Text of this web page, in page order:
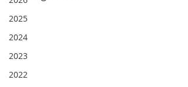
2025
2024
2023
2022